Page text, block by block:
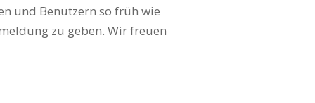
und Benutzern so früh wie
zu geben. Wir freuen